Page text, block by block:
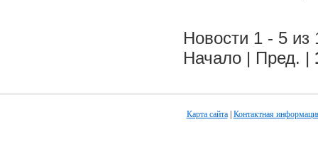
Новости 1 - 5 из
Начало | Пред. |
Карта сайта| Контактная